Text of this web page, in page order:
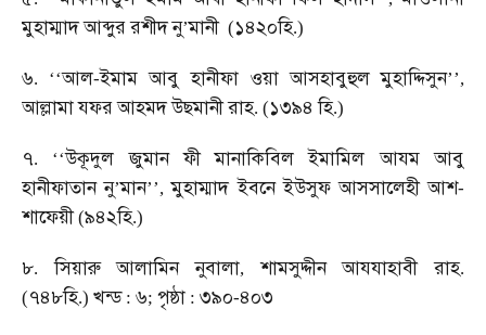
মুহাম্মাদআব্দুররশীদনু’মানী(১৪২০হি.)
৬. ‘‘আল-ইমাম আবু হানীফা ওয়া আসহাবুহুল মুহাদ্দিসুন’’,
আল্লামাযফরআহমদউছমানীরাহ. (১৩৯৪ হি.)
৭. ‘‘উকূদুল জুমান ফী মানাকিবিল ইমামিল আযম
আবু
হানীফাতান নু’মান’’,মুহাম্মাদ ইবনে ইউসুফ আসসালেহী আশ-
শাফেয়ী(৯৪২হি.)
৮.সিয়ারু আলামিন নুবালা,শামসুদ্দীন আযযাহাবী রাহ.
(৭৪৮হি.) খন্ড: ৬; পৃষ্ঠা : ৩৯০-৪০৩